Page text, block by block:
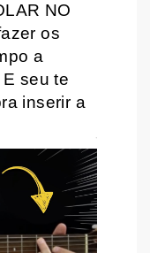
NO
os
a
E seu te
inserir a